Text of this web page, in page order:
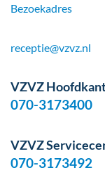
Bezoekadres
receptie@vzvz.nl
VZVZ
070-3173400
VZVZ
070-3173492